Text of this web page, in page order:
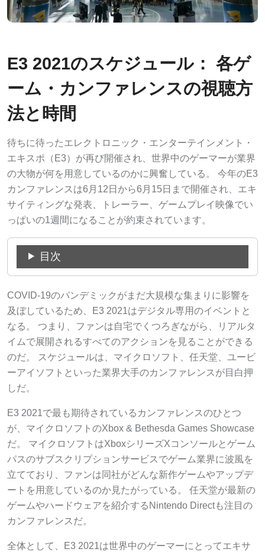
E3 2021のスケジュール： 各ゲ
ーム・カンファレンスの視聴方
法と時間
待ちに待ったエレクトロニック・エンターテインメント・
エキスポ（E3）が再び開催され、世界中のゲーマーが業界
の大物が何を用意しているのかに興奮している。 今年のE3
カンファレンスは6月12日から6月15日まで開催され、エキ
サイティングな発表、トレーラー、ゲームプレイ映像でい
っぱいの1週間になることが約束されています。
目次
COVID-19のパンデミックがまだ大規模な集まりに影響を
及ぼしているため、E3 2021はデジタル専用のイベントと
なる。 つまり、ファンは自宅でくつろぎながら、リアルタ
イムで展開されるすべてのアクションを見ることができる
のだ。 スケジュールは、マイクロソフト、任天堂、ユービ
ーアイソフトといった業界大手のカンファレンスが目白押
しだ。
E3 2021で最も期待されているカンファレンスのひとつ
が、マイクロソフトのXbox & Bethesda Games Showcase
だ。 マイクロソフトはXboxシリーズXコンソールとゲーム
パスのサブスクリプションサービスでゲーム業界に波風を
立てており、ファンは同社がどんな新作ゲームやアップデ
ートを用意しているのか見たがっている。 任天堂が最新の
ゲームやハードウェアを紹介するNintendo Directも注目の
カンファレンスだ。
全体として、E3 2021は世界中のゲーマーにとってエキサ